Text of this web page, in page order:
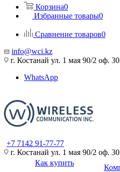
Корзина0
Избранные товары0
Сравнение товаров0
info@wci.kz
г. Костанай ул. 1 мая 90/2 оф.
WhatsApp
+7 7142 91-77-77
г. Костанай ул. 1 мая 90/2 оф.
Как купить